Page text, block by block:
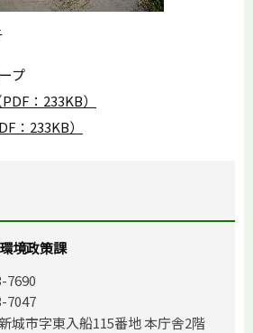
プ
：233KB）
：233KB）
境政策課
7690
7047
城市字東入船115番地 本庁舎2階